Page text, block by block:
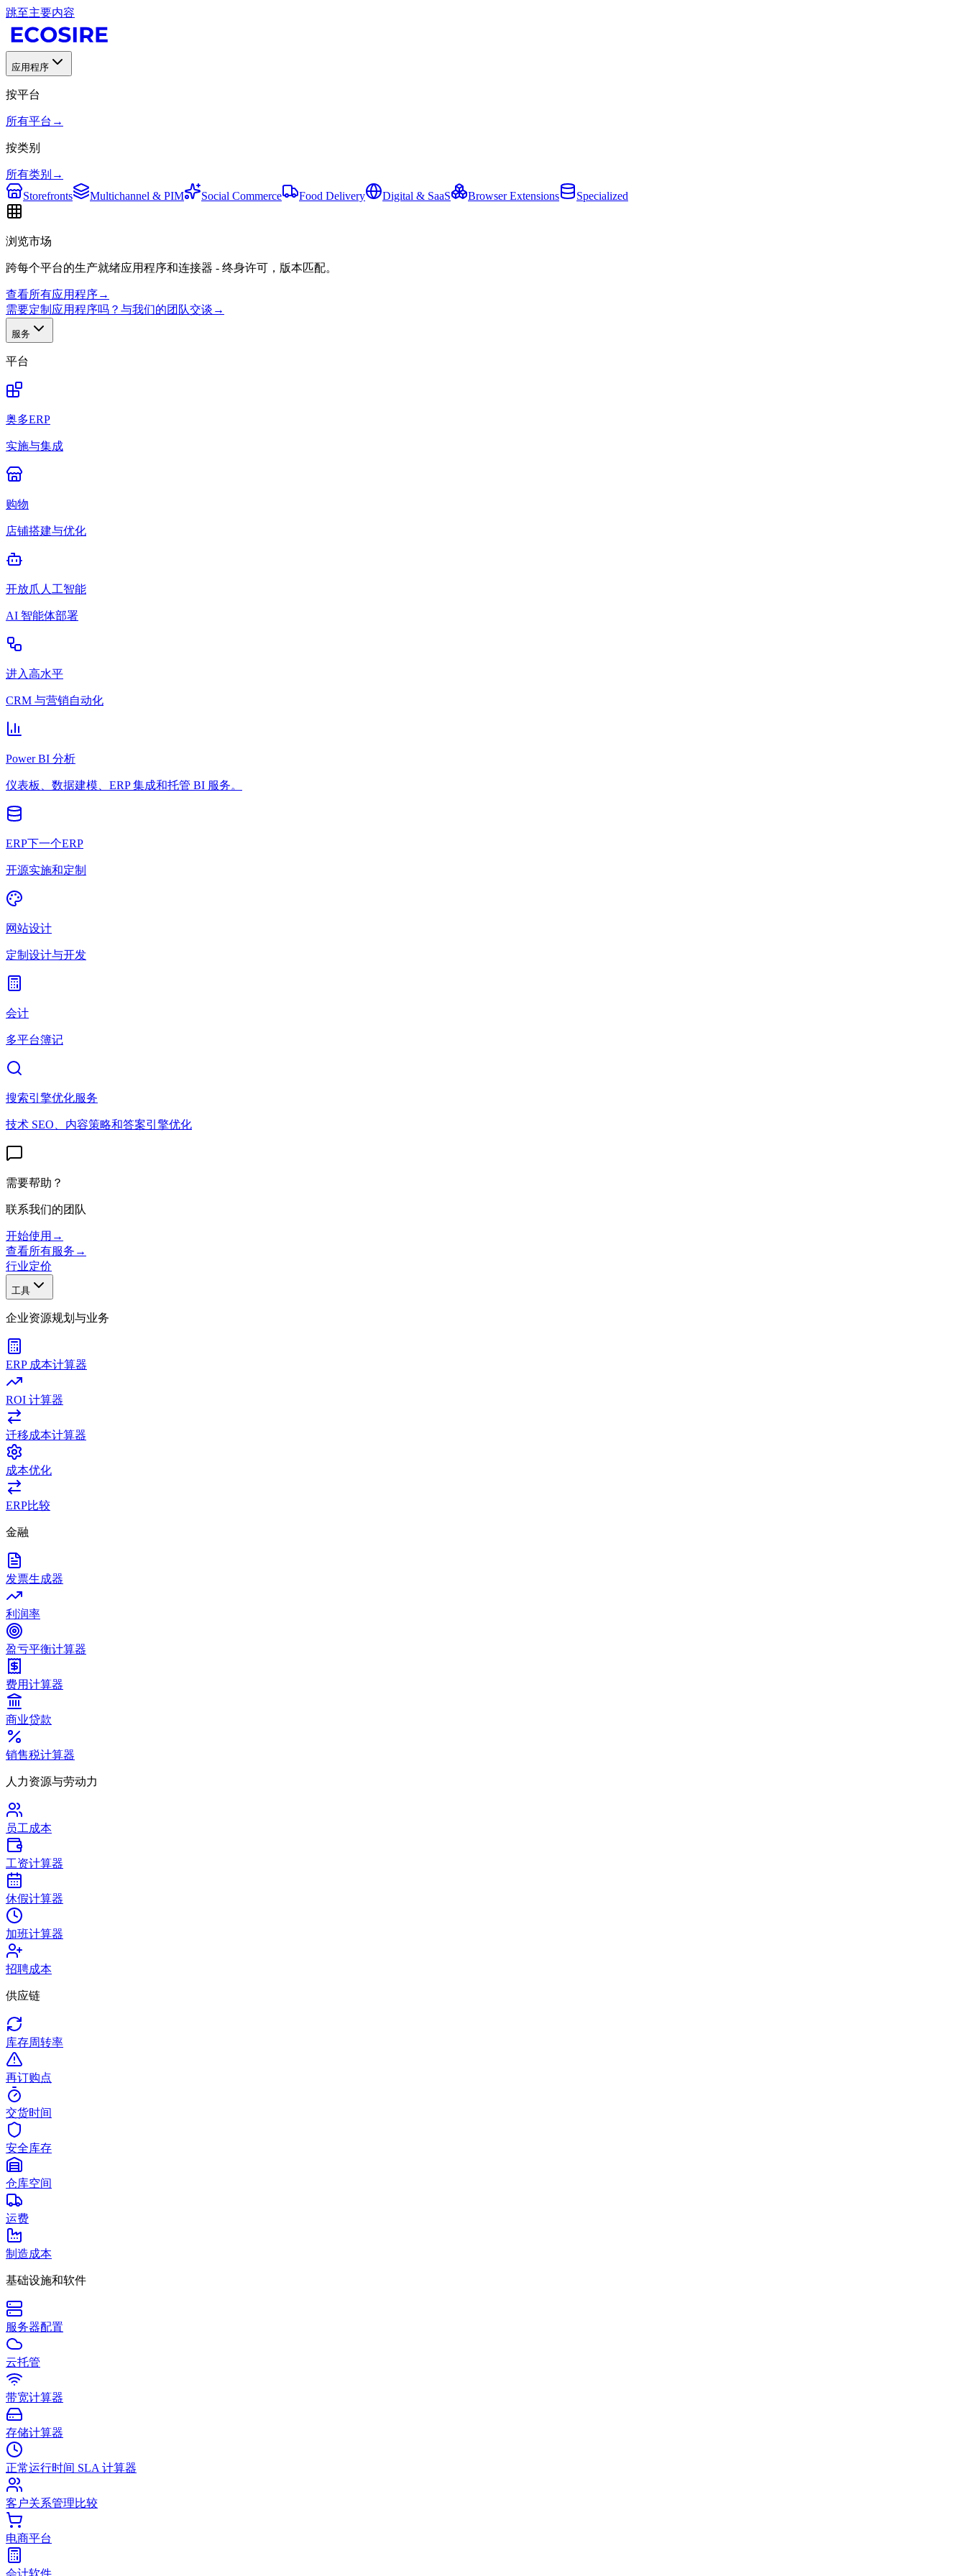
跳至主要内容
应用程序
按平台
所有平台 →
按类别
所有类别 →
Storefronts
Multichannel & PIM Social Commerce Food Delivery Digital & SaaS Browser Extensions Specialized
浏览市场
跨每个平台的生产就绪应用程序和连接器 - 终身许可，版本匹配。
查看所有应用程序→
需要定制应用程序吗？与我们的团队交谈 →
服务
平台
奥多ERP
实施与集成
购物
店铺搭建与优化
开放爪人工智能
AI 智能体部署
进入高水平
CRM 与营销自动化
Power BI 分析
仪表板、数据建模、ERP 集成和托管 BI 服务。
ERP下一个ERP
开源实施和定制
网站设计
定制设计与开发
会计
多平台簿记
搜索引擎优化服务
技术 SEO、内容策略和答案引擎优化
需要帮助？
联系我们的团队
开始使用 →
查看所有服务 →
行业定价
工具
企业资源规划与业务
ERP 成本计算器
ROI 计算器
迁移成本计算器
成本优化
ERP比较
金融
发票生成器
利润率
盈亏平衡计算器
费用计算器
商业贷款
销售税计算器
人力资源与劳动力
员工成本
工资计算器
休假计算器
加班计算器
招聘成本
供应链
库存周转率
再订购点
交货时间
安全库存
仓库空间
运费
制造成本
基础设施和软件
服务器配置
云托管
带宽计算器
存储计算器
正常运行时间 SLA 计算器
客户关系管理比较
电商平台
会计软件